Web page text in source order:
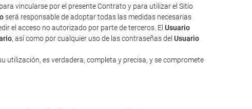
vincularse por el presente Contrato y para utilizar el Sitio
será responsable de adoptar todas las medidas necesarias
el acceso no autorizado por parte de terceros. El Usuario
, así como por cualquier uso de las contraseñas del Usuario
es verdadera, completa y precisa, y se compromete